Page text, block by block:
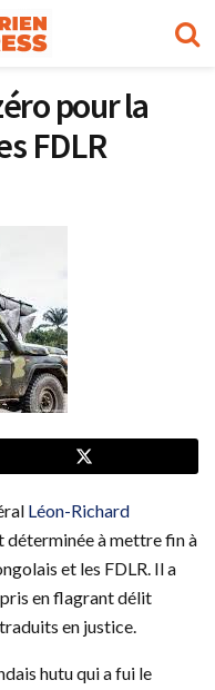
pour la
FDLR
Léon-Richard
déterminée à mettre fin à
et les FDLR. Il a
en flagrant délit
en justice.
hutu qui a fui le